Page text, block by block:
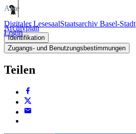
Digitaler LesesaalStaatsarchiv Basel-Stadt
Login
Akte
Archivplan
Identifikation
Zugangs- und Benutzungsbestimmungen
Teilen